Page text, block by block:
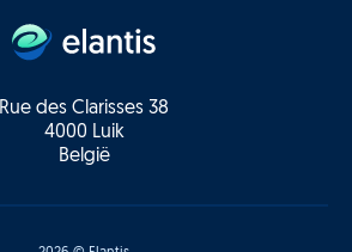
Rue des Clarisses 38
4000 Luik
België